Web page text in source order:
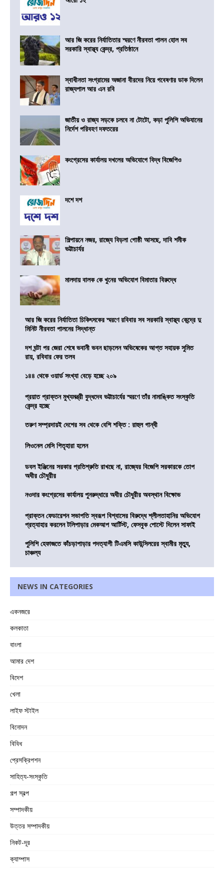
আর জি করের নির্যাতিতার স্মরণে নীরবতা পালন হোল সব
সরকারি স্বাস্থ্য কেন্দ্র, প্রতিষ্ঠানে
স্বাধীনতা সংগ্রামের অজানা বীরদের নিয়ে গবেষণার ডাক দিলেন
রাজ্যপাল আর এন রবি
জাতীয় ও রাজ্য সড়কে চলবে না টোটো, কড়া পুলিশি অভিযানের
নির্দেশ পরিবহণ দফতরের
কংগ্রেসের কার্যালয় দখলের অভিযোগে বিদ্ধ বিজেপিও
দশে দশ
শিল্পায়নে নজর, রাজ্যে বিড়লা গোষ্ঠী আসছে, দাবি শমীক
ভট্টাচার্যর
মালদায় বালক কে খুনের অভিযোগ বিমাতার বিরুদ্ধে
আর জি করের নির্যাতিতা চিকিৎসকের স্মরণে রবিবার সব সরকারি স্বাস্থ্য কেন্দ্রে দু
মিনিট নীরবতা পালনের সিদ্ধান্ত
দশ ঘন্টা পর জেরা শেষে ভবানী ভবন ছাড়লেন অভিষেকের আপ্ত সহায়ক সুমিত
রায়, রবিবার ফের তলব
১৪৪ থেকে ওয়ার্ড সংখ্যা বেড়ে হচ্ছে ২০৯
প্রয়াত প্রাক্তন মুখ্যমন্ত্রী বুদ্ধদেব ভট্টাচার্যের স্মরণে তাঁর নামাঙ্কিত সংস্কৃতি
কেন্দ্র হচ্ছে
তরুণ সম্প্রদায়ই দেশের সব থেকে বেশি শক্তি : রাহুল গান্ধী
লিওনেল মেসি পিতৃহারা হলেন
ডবল ইঞ্জিনের সরকার প্রতিশ্রুতি রাখছে না, রাজ্যের বিজেপি সরকারকে তোপ
অধীর চৌধুরীর
নওদার কংগ্রেসের কার্যালয় পুনরুদ্ধারে অধীর চৌধুরীর অবস্থান বিক্ষোভ
প্রাক্তন ফেডারেশন সভাপতি স্বরূপ বিশ্বাসের বিরুদ্ধে শ্লীলতাহানির অভিযোগ
প্রত্যাহার করলেন টলিপাড়ার মেকআপ আর্টিস্ট, ফেসবুক পোস্টে দিলেন সাফাই
পুলিশি হেফাজতে কাঁচড়াপাড়ার পদত্যাগী টিএমসি কাউন্সিলরের স্বামীর মৃত্যু,
চাঞ্চল্য
NEWS IN CATEGORIES
একনজরে
কলকাতা
বাংলা
আমার দেশ
বিদেশ
খেলা
লাইফ স্টাইল
বিনোদন
বিবিধ
প্রেসক্রিপশন
সাহিত্য-সংস্কৃতি
গল্প স্বল্প
সম্পাদকীয়
উত্তর সম্পাদকীয়
নিকট-দূর
ক্যাম্পাস